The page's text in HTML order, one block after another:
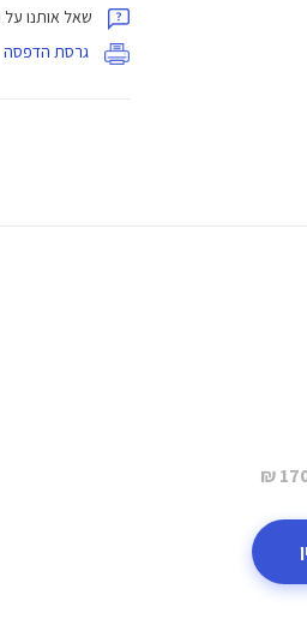
שאל אותנו על
גרסת הדפסה